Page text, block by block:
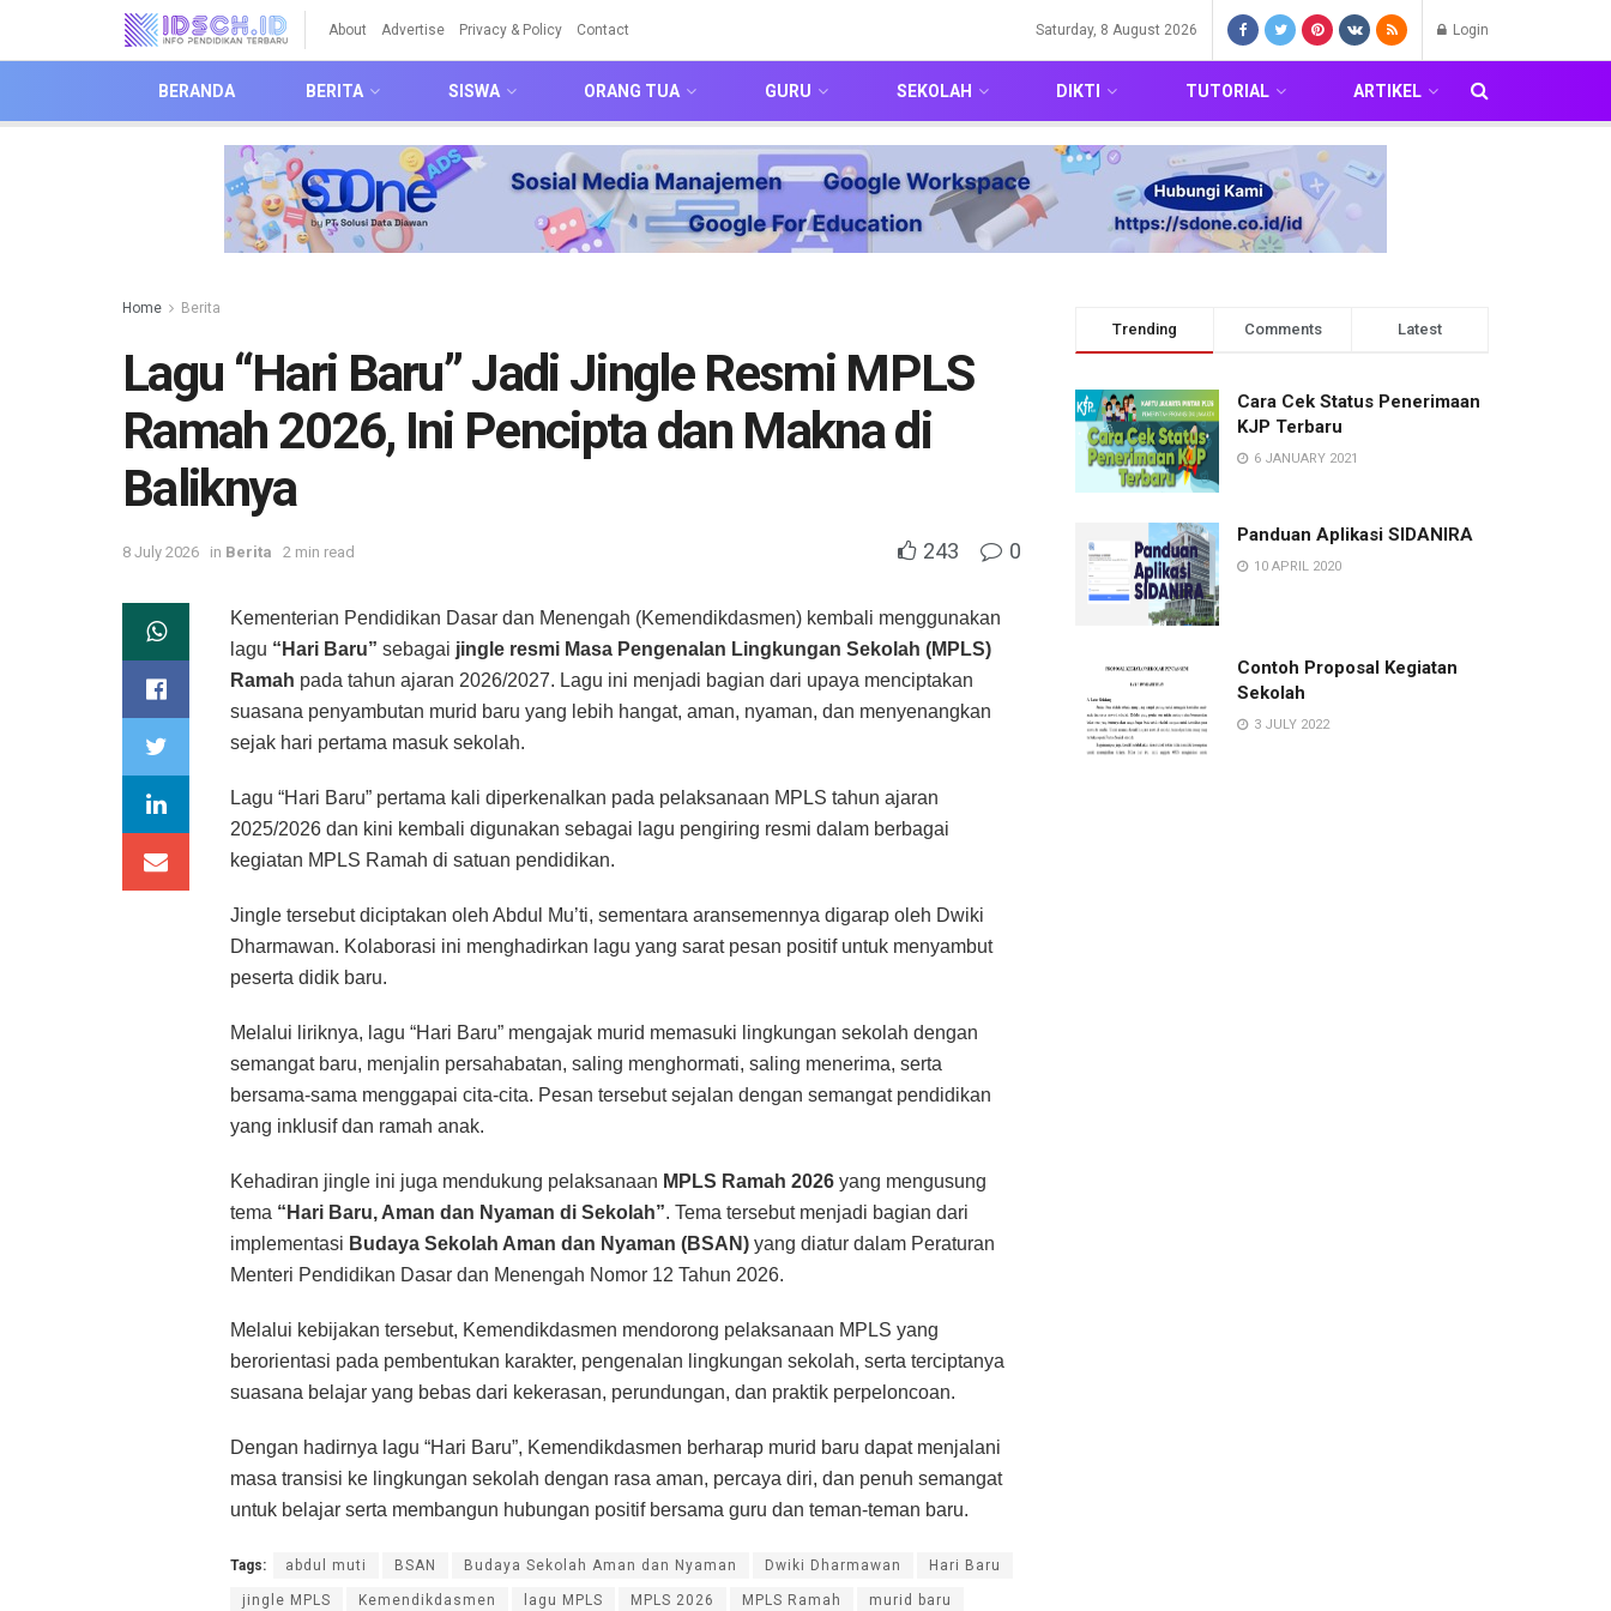
About Advertise Privacy & Policy Contact Saturday, 8 August 2026 Login
BERANDA BERITA SISWA ORANG TUA GURU SEKOLAH DIKTI TUTORIAL ARTIKEL
Home Berita
Lagu “Hari Baru” Jadi Jingle Resmi MPLS
Ramah 2026, Ini Pencipta dan Makna di
Baliknya
8 July 2026 in Berita 2 min read 243 0
Kementerian Pendidikan Dasar dan Menengah (Kemendikdasmen) kembali menggunakan
lagu “Hari Baru” sebagai jingle resmi Masa Pengenalan Lingkungan Sekolah (MPLS)
Ramah pada tahun ajaran 2026/2027. Lagu ini menjadi bagian dari upaya menciptakan
suasana penyambutan murid baru yang lebih hangat, aman, nyaman, dan menyenangkan
sejak hari pertama masuk sekolah.
Lagu “Hari Baru” pertama kali diperkenalkan pada pelaksanaan MPLS tahun ajaran
2025/2026 dan kini kembali digunakan sebagai lagu pengiring resmi dalam berbagai
kegiatan MPLS Ramah di satuan pendidikan.
Jingle tersebut diciptakan oleh Abdul Mu’ti, sementara aransemennya digarap oleh Dwiki
Dharmawan. Kolaborasi ini menghadirkan lagu yang sarat pesan positif untuk menyambut
peserta didik baru.
Melalui liriknya, lagu “Hari Baru” mengajak murid memasuki lingkungan sekolah dengan
semangat baru, menjalin persahabatan, saling menghormati, saling menerima, serta
bersama-sama menggapai cita-cita. Pesan tersebut sejalan dengan semangat pendidikan
yang inklusif dan ramah anak.
Kehadiran jingle ini juga mendukung pelaksanaan MPLS Ramah 2026 yang mengusung
tema “Hari Baru, Aman dan Nyaman di Sekolah”. Tema tersebut menjadi bagian dari
implementasi Budaya Sekolah Aman dan Nyaman (BSAN) yang diatur dalam Peraturan
Menteri Pendidikan Dasar dan Menengah Nomor 12 Tahun 2026.
Melalui kebijakan tersebut, Kemendikdasmen mendorong pelaksanaan MPLS yang
berorientasi pada pembentukan karakter, pengenalan lingkungan sekolah, serta terciptanya
suasana belajar yang bebas dari kekerasan, perundungan, dan praktik perpeloncoan.
Dengan hadirnya lagu “Hari Baru”, Kemendikdasmen berharap murid baru dapat menjalani
masa transisi ke lingkungan sekolah dengan rasa aman, percaya diri, dan penuh semangat
untuk belajar serta membangun hubungan positif bersama guru dan teman-teman baru.
Tags: abdul muti BSAN Budaya Sekolah Aman dan Nyaman Dwiki Dharmawan Hari Baru
jingle MPLS Kemendikdasmen lagu MPLS MPLS 2026 MPLS Ramah murid baru
Trending Comments Latest
Cara Cek Status Penerimaan
KJP Terbaru
6 JANUARY 2021
Panduan Aplikasi SIDANIRA
10 APRIL 2020
Contoh Proposal Kegiatan
Sekolah
3 JULY 2022